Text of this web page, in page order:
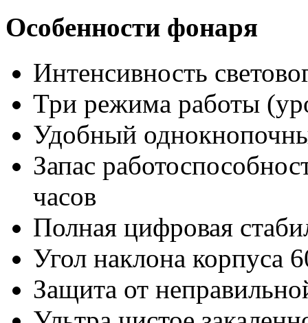
Особенности фонаря
Интенсивность
Три режима работы
Удобный
Запас
часов
Полная цифровая
Угол наклона корпуса
Защита от